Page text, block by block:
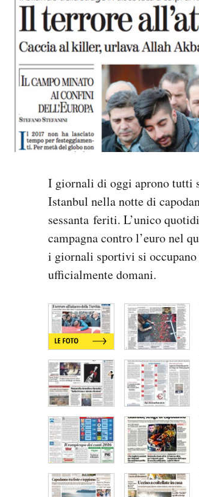
I giornali di oggi aprono tutti
Istanbul nella notte di
sessanta feriti. L’unico
campagna contro l’euro nel
i giornali sportivi si
ufficialmente domani.